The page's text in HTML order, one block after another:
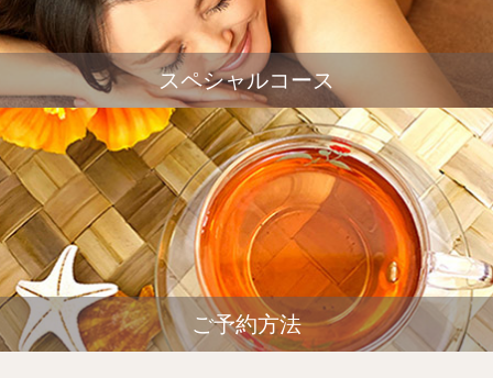
スペシャルコース
ご予約方法